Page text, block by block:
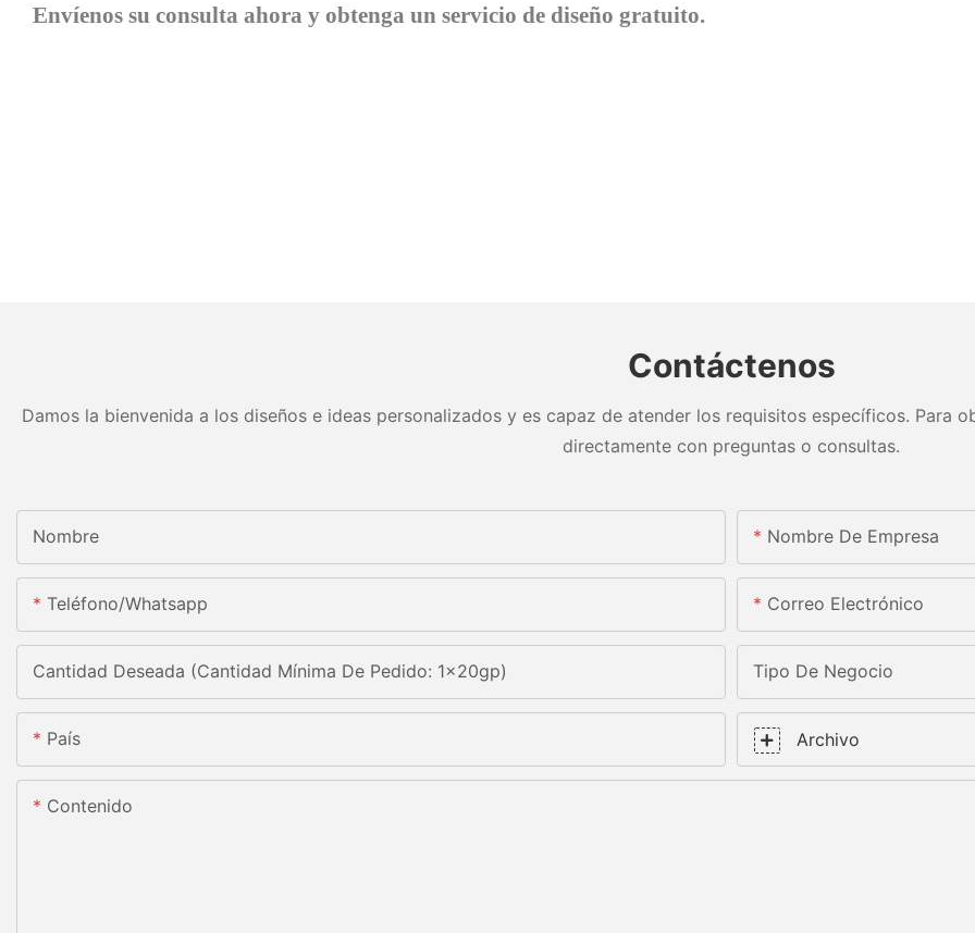
Envíenos su consulta ahora y obtenga un servicio de diseño gratuito.
Contáctenos
Damos la bienvenida a los diseños e ideas personalizados y es capaz de atender los requisitos específicos. Para
directamente con preguntas o consultas.
Nombre Nombre De Empresa
Teléfono/whatsapp Correo Electrónico
Cantidad Deseada (Cantidad Mínima De Pedido: 1x20gp) Tipo De Negocio
País Archivo
Contenido